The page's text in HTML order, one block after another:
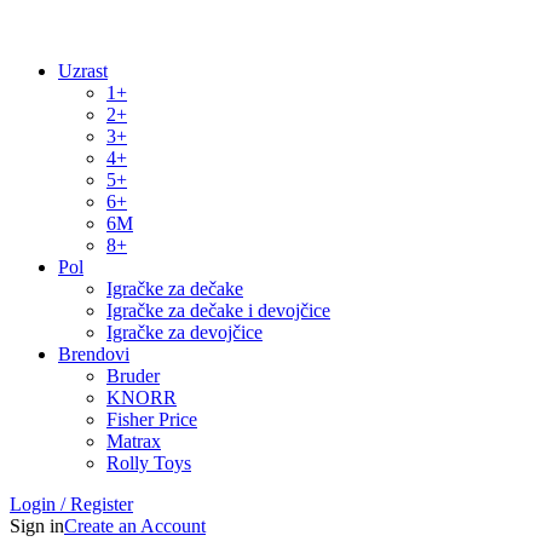
Uzrast
1+
2+
3+
4+
5+
6+
6M
8+
Pol
Igračke za dečake
Igračke za dečake i devojčice
Igračke za devojčice
Brendovi
Bruder
KNORR
Fisher Price
Matrax
Rolly Toys
Login / Register
Sign inCreate an Account